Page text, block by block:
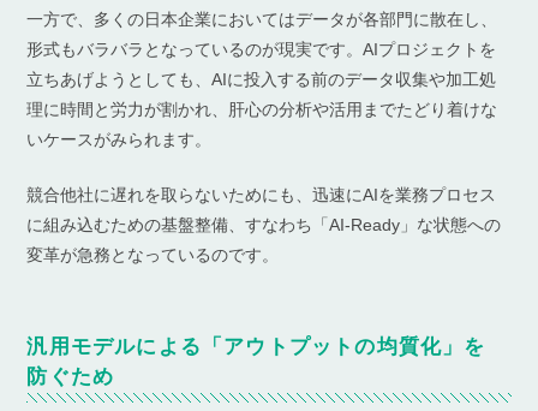
一方で、多くの日本企業においてはデータが各部門に散在し、
形式もバラバラとなっているのが現実です。AIプロジェクトを
立ちあげようとしても、AIに投入する前のデータ収集や加工処
理に時間と労力が割かれ、肝心の分析や活用までたどり着けな
いケースがみられます。
競合他社に遅れを取らないためにも、迅速にAIを業務プロセス
に組み込むための基盤整備、すなわち「AI-Ready」な状態への
変革が急務となっているのです。
汎用モデルによる「アウトプットの均質化」を
防ぐため